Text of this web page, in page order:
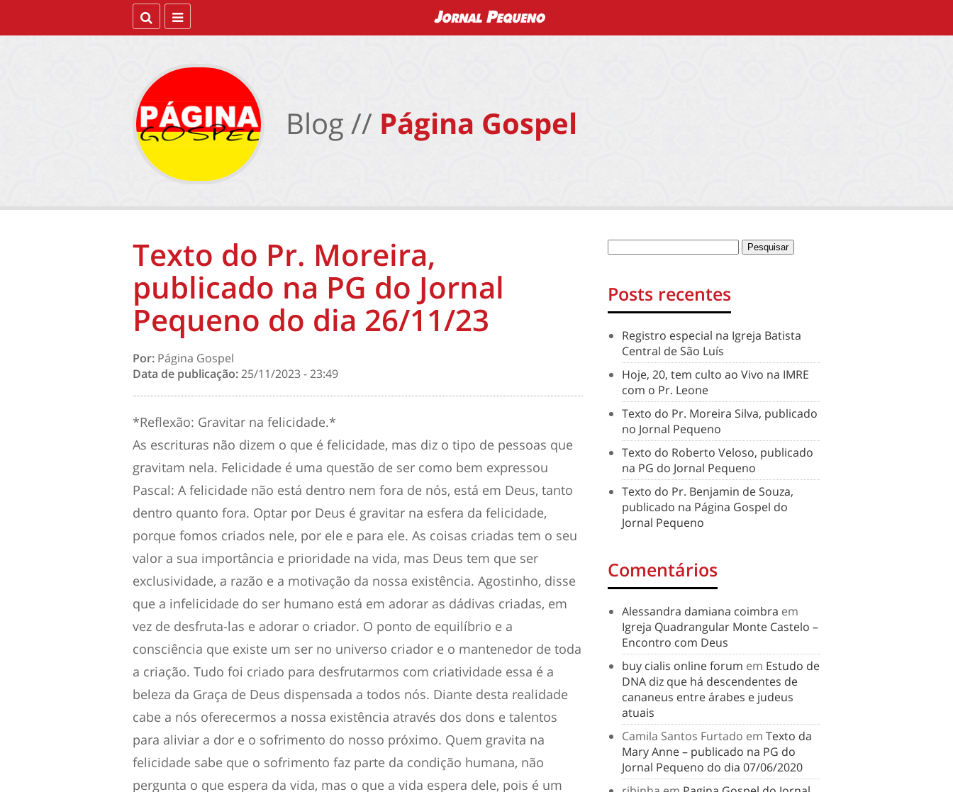
Blog // Página Gospel
Texto do Pr. Moreira,
publicado na PG do Jornal
Pequeno do dia 26/11/23
Por: Página Gospel
Data de publicação:25/11/2023 - 23:49
*Reflexão: Gravitar na felicidade.*
As escrituras não dizem o que é felicidade, mas diz o tipo de pessoas que
gravitam nela. Felicidade é uma questão de ser como bem expressou
Pascal: A felicidade não está dentro nem fora de nós, está em Deus, tanto
dentro quanto fora. Optar por Deus é gravitar na esfera da felicidade,
porque fomos criados nele, por ele e para ele. As coisas criadas tem o seu
valor a sua importância e prioridade na vida, mas Deus tem que ser
exclusividade, a razão e a motivação da nossa existência. Agostinho, disse
que a infelicidade do ser humano está em adorar as dádivas criadas, em
vez de desfruta-las e adorar o criador. O ponto de equilíbrio e a
consciência que existe um ser no universo criador e o mantenedor de toda
a criação. Tudo foi criado para desfrutarmos com criatividade essa é a
beleza da Graça de Deus dispensada a todos nós. Diante desta realidade
cabe a nós oferecermos a nossa existência através dos dons e talentos
para aliviar a dor e o sofrimento do nosso próximo. Quem gravita na
felicidade sabe que o sofrimento faz parte da condição humana, não
pergunta o que espera da vida, mas o que a vida espera dele, pois é um
Posts recentes
Registro especial na Igreja Batista
Central de São Luís
Hoje, 20, tem culto ao Vivo na IMRE
com o Pr. Leone
Texto do Pr. Moreira Silva, publicado
no Jornal Pequeno
Texto do Roberto Veloso, publicado
na PG do Jornal Pequeno
Texto do Pr. Benjamin de Souza,
publicado na Página Gospel do
Jornal Pequeno
Comentários
Alessandra damiana coimbra em
Igreja Quadrangular Monte Castelo –
Encontro com Deus
buy cialis online forum em Estudo de
DNA diz que há descendentes de
cananeus entre árabes e judeus
atuais
Camila Santos Furtado em Texto da
Mary Anne – publicado na PG do
Jornal Pequeno do dia 07/06/2020